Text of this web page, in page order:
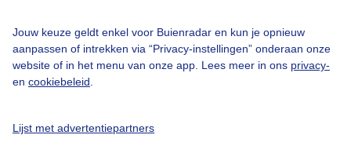
Jouw keuze geldt enkel voor Buienradar en kun je opnieuw
aanpassen of intrekken via “Privacy-instellingen” onderaan onze
website of in het menu van onze app. Lees meer in ons privacy-
en cookiebeleid
Lijst met advertentiepartners
Toegankelijkheid
Gebruikersvoorwaarden
Adverteren